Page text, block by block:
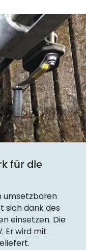
für die
umsetzbaren
sich dank des
einsetzen. Die
Er wird mit